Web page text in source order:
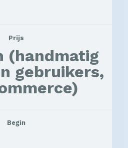
Prijs
(handmatig
gebruikers,
Begin